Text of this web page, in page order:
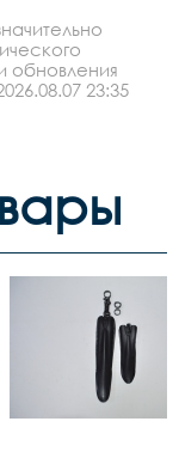
обновления
23:35